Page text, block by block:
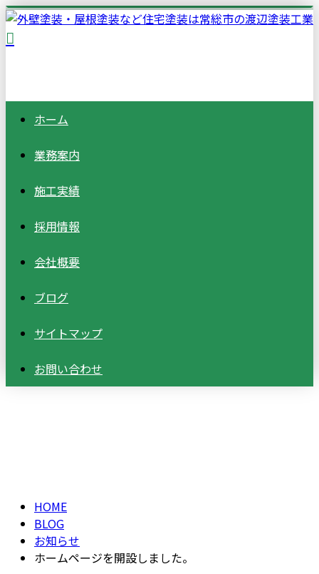
ホーム
業務案内
施工実績
採用情報
会社概要
ブログ
サイトマップ
お問い合わせ
HOME
BLOG
お知らせ
ホームページを開設しました。